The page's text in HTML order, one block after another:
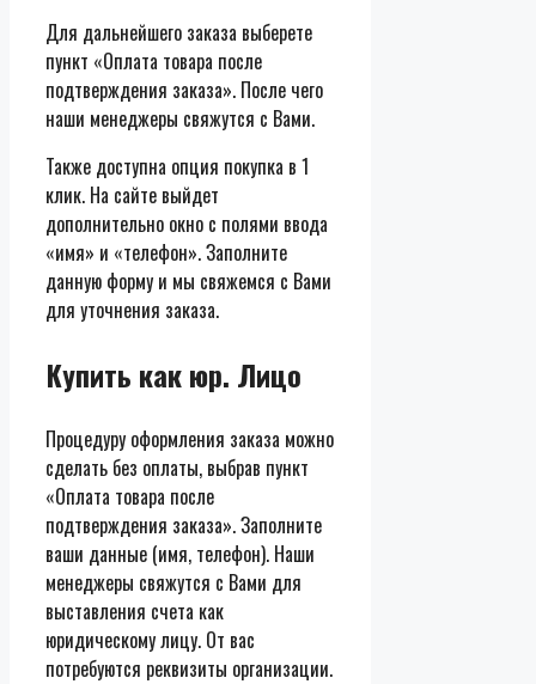
Для дальнейшего заказа выберете
пункт «Оплата товара после
подтверждения заказа». После чего
наши менеджеры свяжутся с Вами.
Также доступна опция покупка в 1
клик. На сайте выйдет
дополнительно окно с полями ввода
«имя» и «телефон». Заполните
данную форму и мы свяжемся с Вами
для уточнения заказа.
Купить как юр. Лицо
Процедуру оформления заказа можно
сделать без оплаты, выбрав пункт
«Оплата товара после
подтверждения заказа». Заполните
ваши данные (имя, телефон). Наши
менеджеры свяжутся с Вами для
выставления счета как
юридическому лицу. От вас
потребуются реквизиты организации.